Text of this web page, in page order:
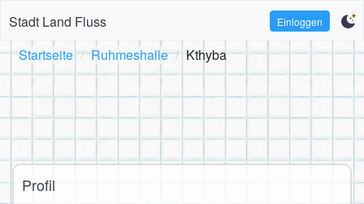
Stadt Land Fluss Einloggen
Startseite Ruhmeshalle Kthyba
Profil